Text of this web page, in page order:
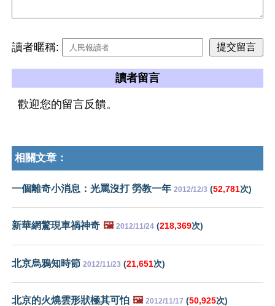
讀者暱稱:
讀者留言
歡迎您的留言反饋。
相關文章：
一個離奇小消息：光罵沒打 勞教一年 2012/12/3 (52,781次)
新華網驚現車禍神奇 🖼️ 2012/11/24 (218,369次)
北京烏鴉知時節 2012/11/23 (21,651次)
北京的火燒雲形狀極其可怕 🖼️ 2012/11/17 (50,925次)